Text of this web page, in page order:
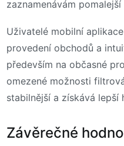
zaznamenávám
Uživatelé mobilní
provedení obchodů a
především na občasné
omezené možnosti
stabilnější a získává lepší
Závěrečné